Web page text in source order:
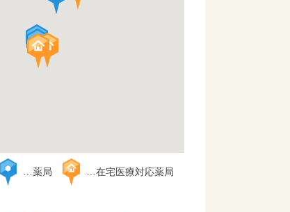
…薬局 …在宅医療対応薬局